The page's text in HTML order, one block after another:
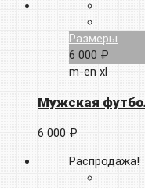
Размеры
6 000 ₽
m-en xl
Мужская
6 000 ₽
Распродажа!